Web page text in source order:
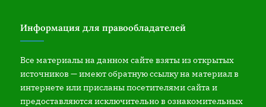
Информация для правообладателей
Все материалы на данном сайте взяты из открытых
источников — имеют обратную ссылку на материал в
интернете или присланы посетителями сайта и
предоставляются исключительно в ознакомительных